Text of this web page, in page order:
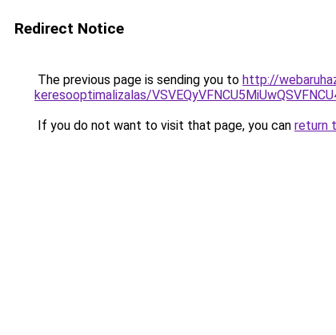
Redirect Notice
The previous page is sending you to http://
keresooptimalizalas/
If you do not want to visit that page, you can return